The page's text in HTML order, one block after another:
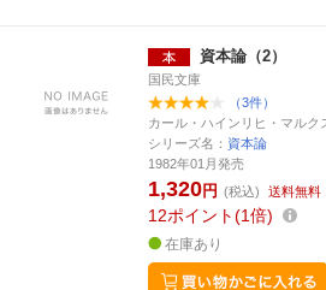
資本論（2）
国民文庫
（3件）
カール・ハインリヒ・マルク
シリーズ名： 資本論
1982年01月発売
1,320円 (税込) 送料無料
12ポイント 1倍
在庫あり